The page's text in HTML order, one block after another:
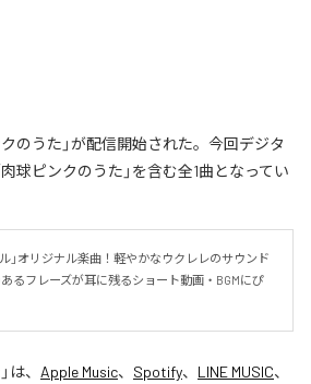
のうた」が配信開始された。今回デジタ
球ピンクのうた」を含む全1曲となってい
」オリジナル楽曲！軽やかなウクレレのサウンド
るフレーズが耳に残るショート動画・BGMにぴ
」は、 Apple Music、 Spotify、 LINE MUSIC、